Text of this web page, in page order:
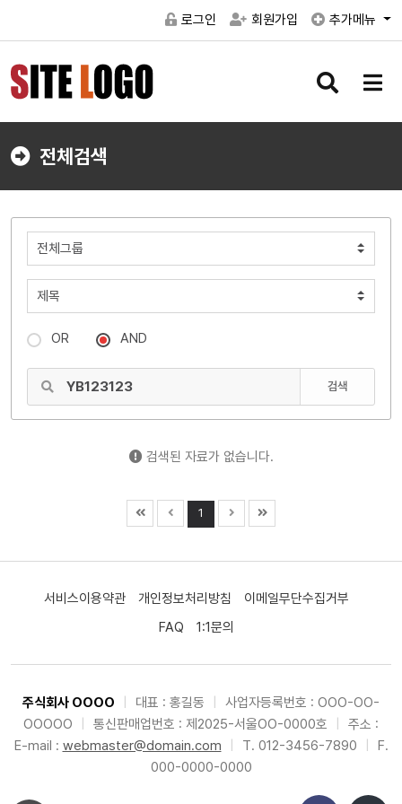
로그인 회원가입 추가메뉴
검
버
메
버
전체검색
OR AND
검색
검색된 자료가 없습니다.
1
서비스이용약관 개인정보처리방침
이메일무단수집거부
FAQ
1:1문의
주식회사 OOOO 대표 : 홍길동
사업자등록번호 : OOO-OO-
OOOOO
통신판매업번호 : 제2025-서울OO-0000호
주소 :
E-mail : webmaster@domain.com T. 012-3456-7890
F.
000-0000-0000